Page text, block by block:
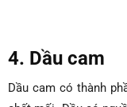
4. Dầu cam
Dầu cam có thành